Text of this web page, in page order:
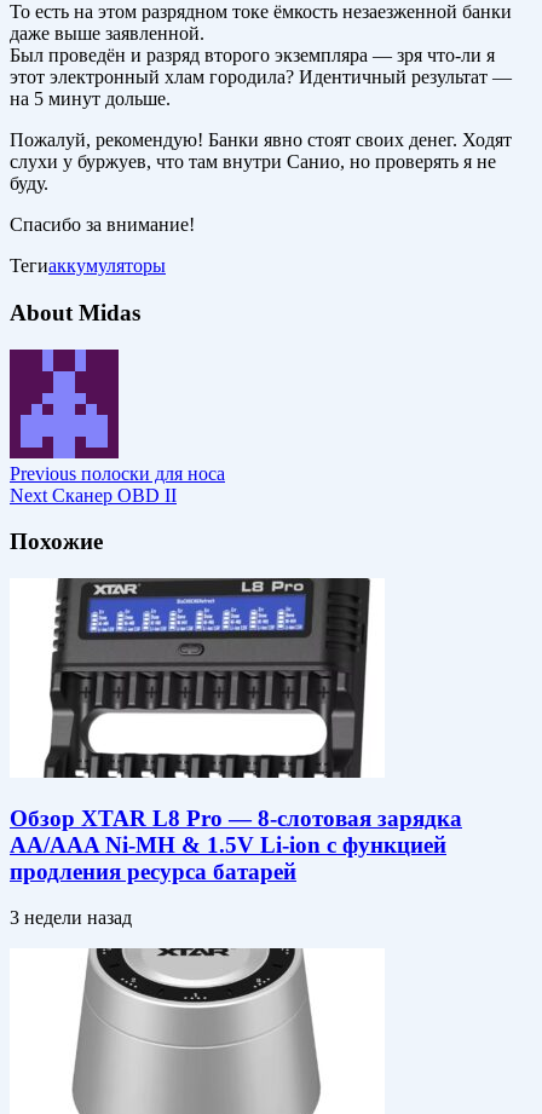
То есть на этом разрядном токе ёмкость незаезженной банки
даже выше заявленной.
Был проведён и разряд второго экземпляра — зря что-ли я
этот электронный хлам городила? Идентичный результат —
на 5 минут дольше.
Пожалуй, рекомендую! Банки явно стоят своих денег. Ходят
слухи у буржуев, что там внутри Санио, но проверять я не
буду.
Спасибо за внимание!
Тегиаккумуляторы
About Midas
Previous полоски для носа
Next Сканер OBD II
Похожие
Обзор XTAR L8 Pro — 8-слотовая зарядка
AA/AAA Ni-MH & 1.5V Li-ion c функцией
продления ресурса батарей
3 недели назад